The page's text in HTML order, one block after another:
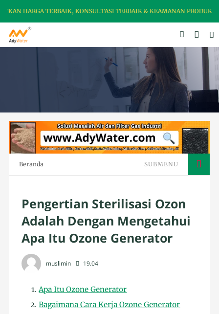
TERBAIK, KONSULTASI TERBAIK & KEAMANAN PRODUK DI SINI
Beranda SUBMENU
Pengertian Sterilisasi Ozon
Adalah Dengan Mengetahui
Apa Itu Ozone Generator
muslimin 19.04
Apa Itu Ozone Generator
Bagaimana Cara Kerja Ozone Generator